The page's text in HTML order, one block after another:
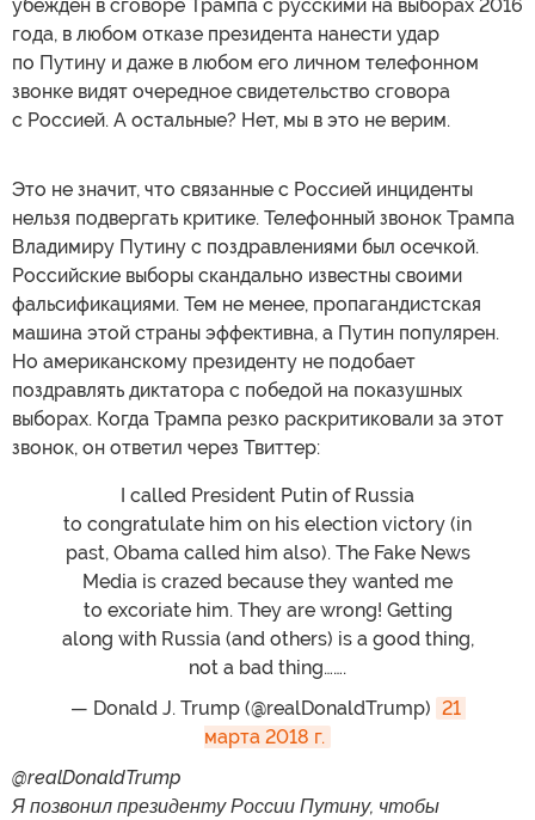
убежден в сговоре Трампа с русскими на выборах 2016
года, в любом отказе президента нанести удар
по Путину и даже в любом его личном телефонном
звонке видят очередное свидетельство сговора
с Россией. А остальные? Нет, мы в это не верим.
Это не значит, что связанные с Россией инциденты
нельзя подвергать критике. Телефонный звонок Трампа
Владимиру Путину с поздравлениями был осечкой.
Российские выборы скандально известны своими
фальсификациями. Тем не менее, пропагандистская
машина этой страны эффективна, а Путин популярен.
Но американскому президенту не подобает
поздравлять диктатора с победой на показушных
выборах. Когда Трампа резко раскритиковали за этот
звонок, он ответил через Твиттер:
I called President Putin of Russia
to congratulate him on his election victory (in
past, Obama called him also). The Fake News
Media is crazed because they wanted me
to excoriate him. They are wrong! Getting
along with Russia (and others) is a good thing,
not a bad thing…….
— Donald J. Trump (@realDonaldTrump) 21
марта 2018 г.
@realDonaldTrump
Я позвонил президенту России Путину, чтобы